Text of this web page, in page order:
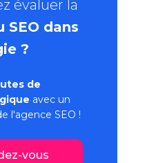
évaluer la
SEO dans
?
de
avec un
l'agence SEO !
vous